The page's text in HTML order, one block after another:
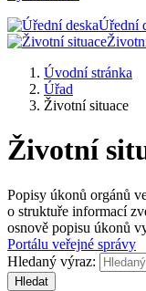
Úřední
Úvodní stránka
Úřad
Životní situace
Životní
Popisy úkonů orgánů
o struktuře informací
osnově popisu úkonů
Portálu veřejné správy
Hledaný výraz:
Hledat